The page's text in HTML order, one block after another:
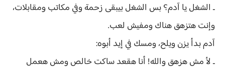
ـ الشغل يا آدم؟ بس الشغل بيبقى زحمة وفي مكاتب ومقابلات،
وإنت هتزهق هناك ومفيش لعب.
آدم بدأ يزن ويلح، ومسك في إيد أبوه:
ـ لأ مش هزهق والله! أنا هقعد ساكت خالص ومش هعمل